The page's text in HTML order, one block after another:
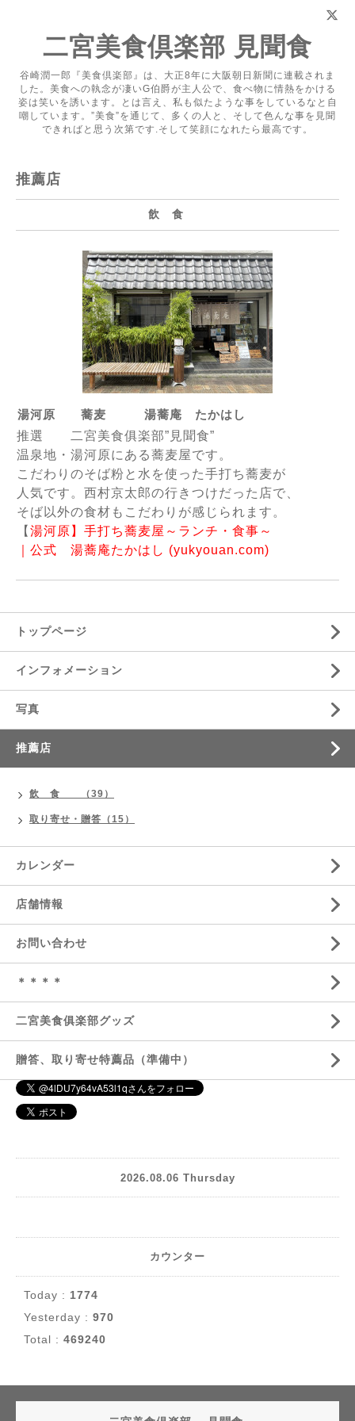
二宮美食倶楽部 見聞食
谷崎潤一郎『美食倶楽部』は、大正8年に大阪朝日新聞に連載されま
した。美食への執念が凄いG伯爵が主人公で、食べ物に情熱をかける
姿は笑いを誘います。とは言え、私も似たような事をしているなと自
嘲しています。”美食”を通じて、多くの人と、そして色んな事を見聞
できればと思う次第です.そして笑顔になれたら最高です。
推薦店
飲 食
湯河原 蕎麦 湯蕎庵 たかはし
推選 二宮美食俱楽部”見聞食”
温泉地・湯河原にある蕎麦屋です。
こだわりのそば粉と水を使った手打ち蕎麦が
人気です。西村京太郎の行きつけだった店で、
そば以外の食材もこだわりが感じられます。
【 湯河原】手打ち蕎麦屋～ランチ・食事～
｜公式 湯蕎庵たかはし (yukyouan.com)
トップページ
インフォメーション
写真
推薦店
飲 食 （39）
取り寄せ・贈答（15）
カレンダー
店舗情報
お問い合わせ
＊＊＊＊
二宮美食俱楽部グッズ
贈答、取り寄せ特薦品（準備中）
2026.08.06 Thursday
カウンター
Today : 1774
Yesterday : 970
Total : 469240